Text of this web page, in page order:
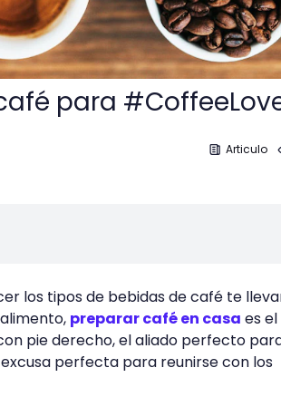
para
Articulo
los tipos de bebidas de café te
preparar café en casa es
pie derecho, el aliado perfecto
perfecta para reunirse con los